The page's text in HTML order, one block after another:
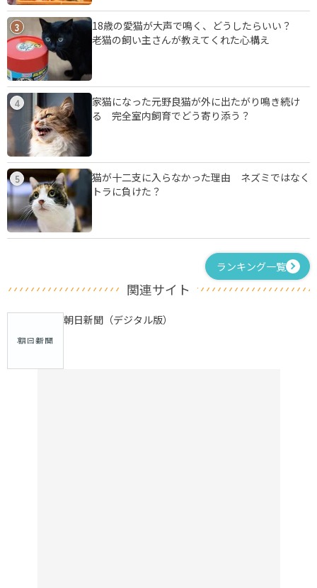
3
18歳の愛猫が大声で鳴く、どうしたらいい？
老猫の飼い主さんが教えてくれた心構え
4
家猫になった元野良猫が外に出たがり鳴き続け
る 完全室内飼育でどう寄り添う？
5
猫が十二支に入らなかった理由 ネズミではなく
トラに負けた？
ランキング一覧
関連サイト
朝日新聞（デジタル版）